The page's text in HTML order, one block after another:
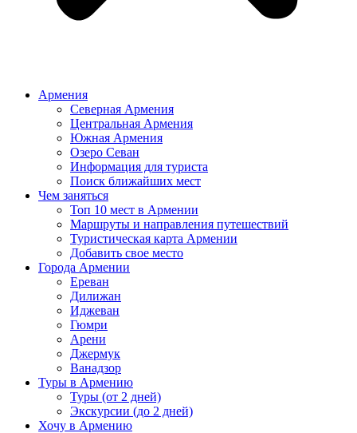
Армения
Северная Армения
Центральная Армения
Южная Армения
Озеро Севан
Информация для туриста
Поиск ближайших мест
Чем заняться
Топ 10 мест в Армении
Маршруты и направления путешествий
Туристическая карта Армении
Добавить свое место
Города Армении
Ереван
Дилижан
Иджеван
Гюмри
Арени
Джермук
Ванадзор
Туры в Армению
Туры (от 2 дней)
Экскурсии (до 2 дней)
Хочу в Армению